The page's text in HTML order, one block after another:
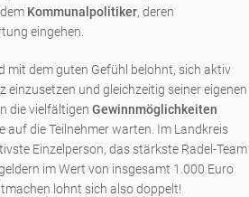
Kommunalpolitiker, deren
eingehen.
mit dem guten Gefühl belohnt, sich aktiv
und gleichzeitig seiner eigenen
die vielfältigen Gewinnmöglichkeiten
auf die Teilnehmer warten. Im Landkreis
Einzelperson, das stärkste Radel-Team
im Wert von insgesamt 1.000 Euro
lohnt sich also doppelt!